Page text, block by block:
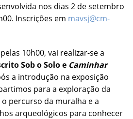
nos dias 2 de setembro
Inscrições em mavsj@cm-
10h00, vai realizar-se a
Sob o Solo e Caminhar
a introdução na exposição
para a exploração da
percurso da muralha e a
arqueológicos para conhecer